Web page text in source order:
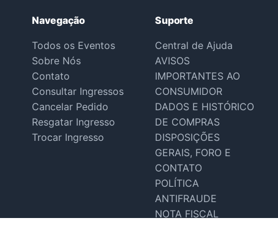
Navegação
Todos os Eventos
Sobre Nós
Contato
Consultar Ingressos
Cancelar Pedido
Resgatar Ingresso
Trocar Ingresso
Suporte
Central de Ajuda
AVISOS
IMPORTANTES AO
CONSUMIDOR
DADOS E HISTÓRICO
DE COMPRAS
DISPOSIÇÕES
GERAIS, FORO E
CONTATO
POLÍTICA
ANTIFRAUDE
NOTA FISCAL